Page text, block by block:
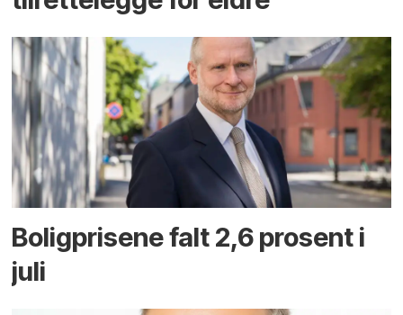
Boligprisene falt 2,6 prosent i
juli